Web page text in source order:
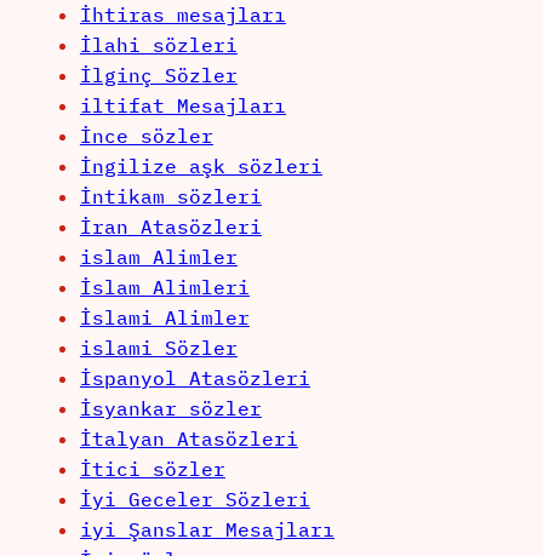
İhtiras mesajları
İlahi sözleri
İlginç Sözler
iltifat Mesajları
İnce sözler
İngilize aşk sözleri
İntikam sözleri
İran Atasözleri
islam Alimler
İslam Alimleri
İslami Alimler
islami Sözler
İspanyol Atasözleri
İsyankar sözler
İtalyan Atasözleri
İtici sözler
İyi Geceler Sözleri
iyi Şanslar Mesajları